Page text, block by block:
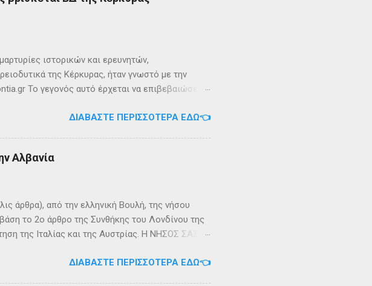
ιστορικών και ερευνητών,
της Κέρκυρας, ήταν γνωστό με την
Το γεγονός αυτό έρχεται να επιβεβαιώσει
, κόρης του Άτλαντα η οποία ζούσε σε μία
έντονη ευωδία από κυπαρίσσι. Φεύγωντας ο
ΔΙΑΒΆΣΤΕ ΠΕΡΙΣΣΌΤΕΡΑ ΕΔΏ👈
Αλβανία
άρθρα), από την ελληνική Βουλή, της νήσου
το 2ο άρθρο της Συνθήκης του Λονδίνου της
της Ιταλίας και της Αυστρίας. Η ΝΗΣΟΣ ΣΑΣΩΝ
της Saseno. Έχει έκταση περίπου 6 τ.χλμ.
ΔΙΑΒΆΣΤΕ ΠΕΡΙΣΣΌΤΕΡΑ ΕΔΏ👈